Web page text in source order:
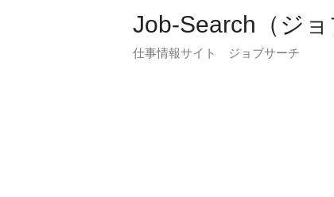
Job-Search（ジョ
仕事情報サイト ジョブサーチ